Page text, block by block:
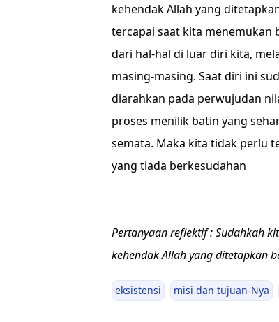
kehendak Allah yang
tercapai saat kita menemukan
dari hal-hal di luar diri kita,
masing-masing. Saat diri ini
diarahkan pada perwujudan
proses menilik batin yang
semata. Maka kita tidak perlu
yang tiada berkesudahan
Pertanyaan reflektif : Sudahkah
kehendak Allah yang ditetapkan
eksistensi misi dan tujuan-Nya